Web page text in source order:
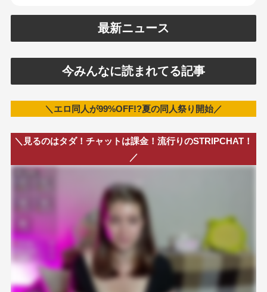
最新ニュース
今みんなに読まれてる記事
＼エロ同人が99%OFF!?夏の同人祭り開始／
＼見るのはタダ！チャットは課金！流行りのSTRIPCHAT！
／